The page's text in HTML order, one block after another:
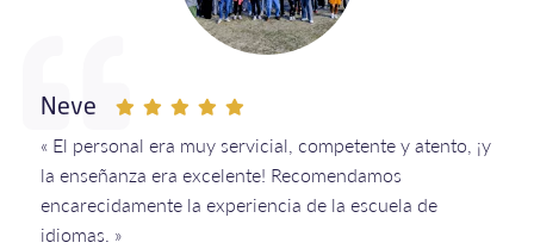
Neve
« El personal era muy servicial, competente y atento, ¡y
la enseñanza era excelente! Recomendamos
encarecidamente la experiencia de la escuela de
idiomas. »